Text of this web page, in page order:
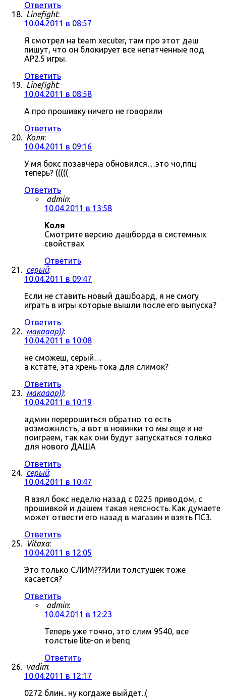
Ответить
Linefight:
10.04.2011 в 08:57
Я смотрел на team xecuter, там про этот даш
пишут, что он блокирует все непатченные под
AP2.5 игры.
Ответить
Linefight:
10.04.2011 в 08:58
А про прошивку ничего не говорили
Ответить
Коля:
10.04.2011 в 09:16
У мя бокс позавчера обновился…это чо,ппц
теперь? (((((
Ответить
admin:
10.04.2011 в 13:58
Коля
Смотрите версию дашборда в системных
свойствах
Ответить
серый:
10.04.2011 в 09:47
Если не ставить новый дашбоард, я не смогу
играть в игры которые вышли после его выпуска?
Ответить
макааар)):
10.04.2011 в 10:08
не сможеш, серый…
а кстате, эта хрень тока для слимок?
Ответить
макааар)):
10.04.2011 в 10:19
админ перерошиться обратно то есть
возможнлсть, а вот в новинки то мы еще и не
поиграем, так как они будут запускаться только
для нового ДАША
Ответить
серый:
10.04.2011 в 10:47
Я взял бокс неделю назад с 0225 приводом, с
прошивкой и дашем такая неясность. Как думаете
может отвести его назад в магазин и взять ПС3.
Ответить
Vitaxa:
10.04.2011 в 12:05
Это только СЛИМ???Или толстушек тоже
касается?
Ответить
admin:
10.04.2011 в 12:23
Теперь уже точно, это слим 9540, все
толстые lite-on и benq
Ответить
vadim:
10.04.2011 в 12:17
0272 блин.. ну когдаже выйдет..(